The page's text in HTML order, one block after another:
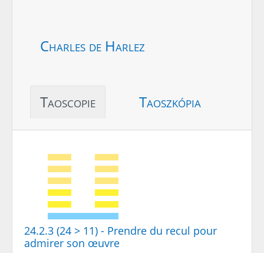
Charles de Harlez
Taoscopie Taoszkópia
24.2.3 (24 > 11) - Prendre du recul pour
admirer son œuvre